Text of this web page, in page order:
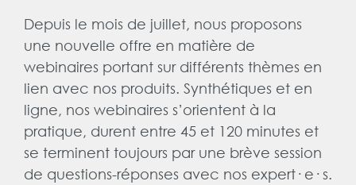
Depuis le mois de juillet, nous proposons
une nouvelle offre en matière de
webinaires portant sur différents thèmes en
lien avec nos produits. Synthétiques et en
ligne, nos webinaires s’orientent à la
pratique, durent entre 45 et 120 minutes et
se terminent toujours par une brève session
de questions-réponses avec nos expert· e· s.